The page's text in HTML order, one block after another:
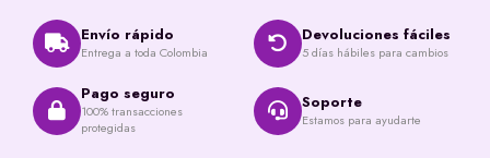
Envío rápido
Entrega a toda Colombia
Devoluciones fáciles
5 días hábiles para cambios
Pago seguro
100% transacciones
protegidas
Soporte
Estamos para ayudarte